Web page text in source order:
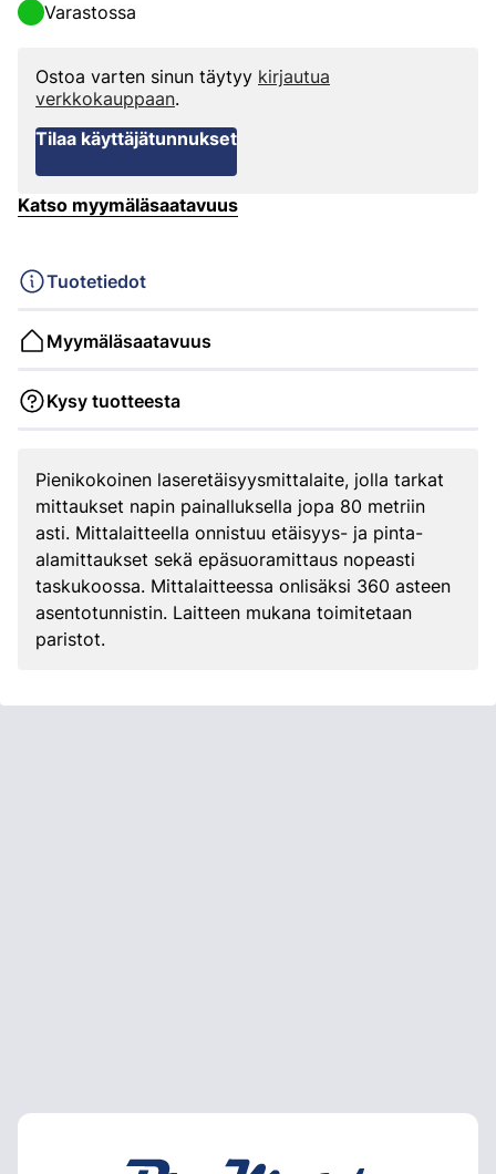
Varastossa
Ostoa varten sinun täytyy kirjautua
verkkokauppaan.
Tilaa käyttäjätunnukset
Katso myymäläsaatavuus
Tuotetiedot
Myymäläsaatavuus
Kysy tuotteesta
Pienikokoinen laseretäisyysmittalaite, jolla tarkat
mittaukset napin painalluksella jopa 80 metriin
asti. Mittalaitteella onnistuu etäisyys- ja pinta-
alamittaukset sekä epäsuoramittaus nopeasti
taskukoossa. Mittalaitteessa onlisäksi 360 asteen
asentotunnistin. Laitteen mukana toimitetaan
paristot.